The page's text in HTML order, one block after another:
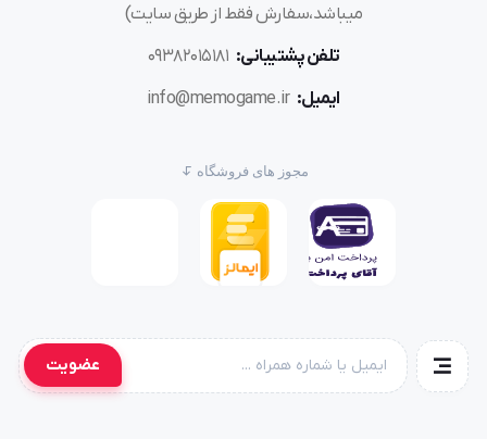
میباشد،سفارش فقط از طریق سایت)
تلفن پشتیبانی: ۰۹۳۸۲۰۱۵۱۸۱
ایمیل: info@memogame.ir
مجوز های فروشگاه
عضویت